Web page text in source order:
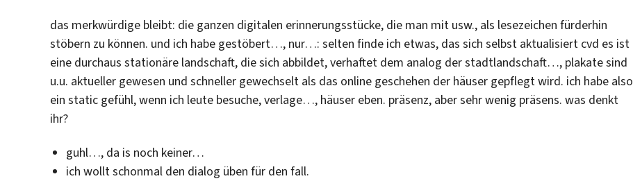
das merkwürdige bleibt: die ganzen digitalen erinnerungsstücke, die man mit usw., als lesezeichen fürderhin
stöbern zu können. und ich habe gestöbert…, nur…: selten finde ich etwas, das sich selbst aktualisiert cvd es ist
eine durchaus stationäre landschaft, die sich abbildet, verhaftet dem analog der stadtlandschaft…, plakate sind
u.u. aktueller gewesen und schneller gewechselt als das online geschehen der häuser gepflegt wird. ich habe also
ein static gefühl, wenn ich leute besuche, verlage…, häuser eben. präsenz, aber sehr wenig präsens. was denkt
ihr?
guhl…, da is noch keiner…
ich wollt schonmal den dialog üben für den fall.